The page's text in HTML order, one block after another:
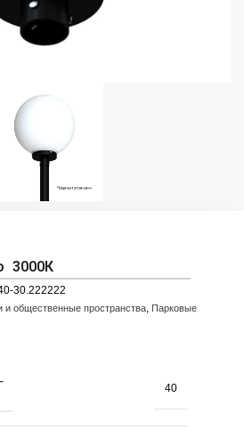
3000К
30.222222
и общественные пространства, Парковые
40